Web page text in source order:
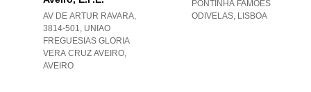
AV DE ARTUR RAVARA,
3814-501, UNIAO
FREGUESIAS GLORIA
VERA CRUZ AVEIRO,
AVEIRO
PONTINHA FAMOES
ODIVELAS, LISBOA